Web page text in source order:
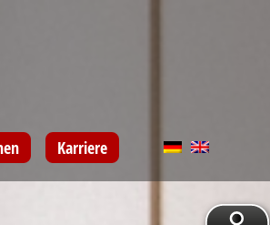
Karriere